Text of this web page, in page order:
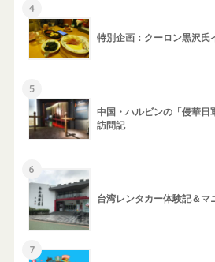
4
特別企画：クーロン黒沢氏
5
中国・ハルビンの「侵華日
訪問記
6
台湾レンタカー体験記＆マ
7